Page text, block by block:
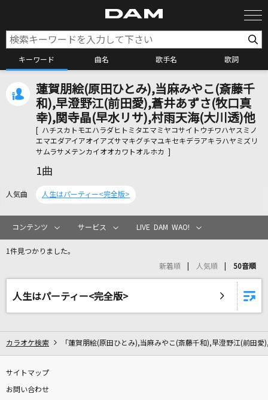
キーワード 曲名 歌手名 歌詞
カラオケ検索
カラオケ店舗検索
全国りれき
ザ・ジャングル]
Guns N' Roses
まちぶせ
石川ひとみ
蓮賀朋絵(原田ひとみ),当麻みやこ(斎藤千
和),早澄野江(前田愛),蒼井あずさ(牧口真
幸),関寺晶(早水リサ),村雨天海(大川透)他
[ ハチスカトモエハラダヒトミタエマミヤコサイトウチワハヤスミノ
エマエダアイアオイアズサマキグチマユキセキデラアキラハヤミズリ
サムラサメテンカイオオカワトオルホカ ]
1曲
人気曲 人生はパーティー<完全版>
コンテンツ サービス LIVE DAM WAO!
1件見つかりました。
新着順 人気順 50音順
人生はパーティー<完全版>
カラオケ検索 「蓮賀朋絵(原田ひとみ),当麻みやこ(斎藤千和),早澄野江(前田
サイトマップ
お問い合わせ